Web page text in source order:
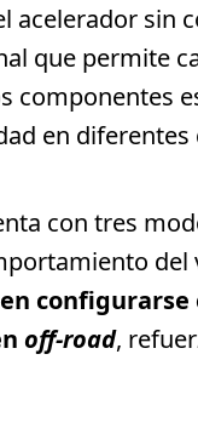
acelerador sin
que permite
componentes
en
con tres
del
off-road,